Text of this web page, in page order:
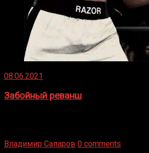
08.06.2021
Забойный реванш
Владимир Сапаров 0 comments